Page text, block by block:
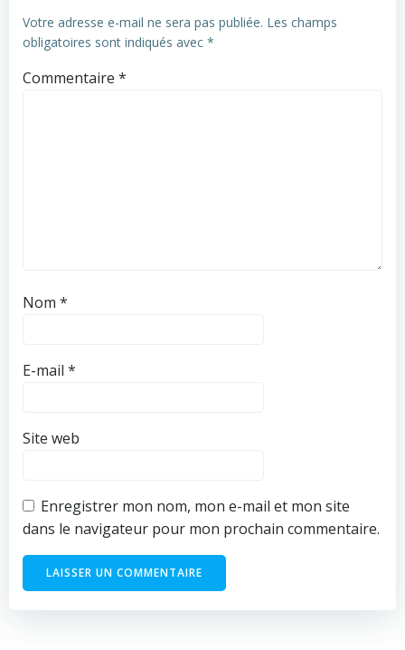
Votre adresse e-mail ne sera pas publiée. Les champs
obligatoires sont indiqués avec *
Commentaire *
Nom *
E-mail *
Site web
Enregistrer mon nom, mon e-mail et mon site
dans le navigateur pour mon prochain commentaire.